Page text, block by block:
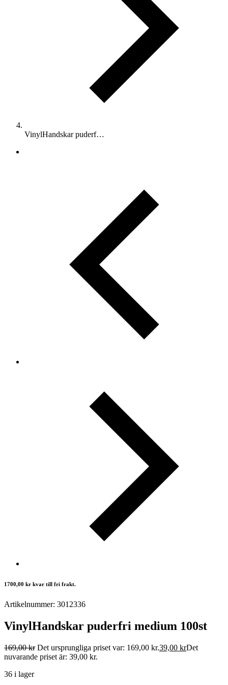
VinylHandskar puderf…
1700,00 kr kvar till fri frakt.
Artikelnummer: 3012336
VinylHandskar puderfri medium 100st
169,00kr Det ursprungliga priset var: 169,00 kr.39,00 krDet
nuvarande priset är: 39,00 kr.
36 i lager